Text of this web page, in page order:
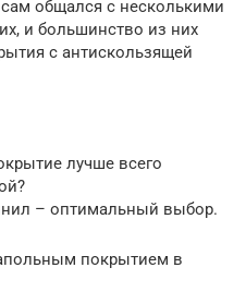
общался с несколькими
и большинство из них
с антискользящей
лучше всего
– оптимальный выбор.
покрытием в